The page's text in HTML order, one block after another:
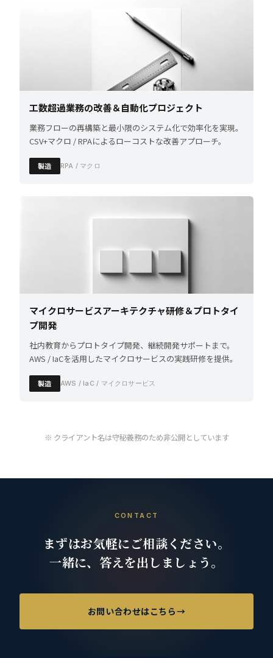
工数超過業務の改善＆自動化プロジェクト
業務フローの再構築と最小限のシステム化で効率化を実現。
CSV+マクロ / RPAによるローコストな改善アプローチ。
製造 RPA / マクロ
マイクロサービスアーキテクチャ研修＆プロトタイ
プ開発
社内教育からプロトタイプ開発、継続開発サポートまで。
AWS / IaCを活用したマイクロサービスの実践研修を提供。
製造 AWS / IaC / マイクロサービス
※ クライアント名は守秘義務のため非公開としています
CONTACT
まずはお気軽にご相談ください。
一緒に、答えを出しましょう。
お問い合わせはこちら→